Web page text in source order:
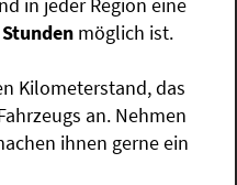
in jeder Region eine
möglich ist.
Kilometerstand, das
an. Nehmen
ihnen gerne ein